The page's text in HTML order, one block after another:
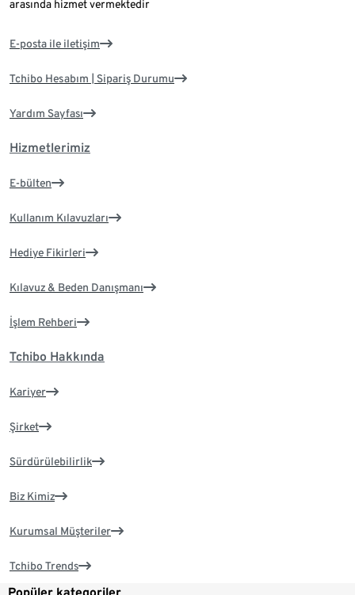
arasında hizmet vermektedir
E-posta ile iletişim
Tchibo Hesabım | Sipariş Durumu
Yardım Sayfası
Hizmetlerimiz
E-bülten
Kullanım Kılavuzları
Hediye Fikirleri
Kılavuz & Beden Danışmanı
İşlem Rehberi
Tchibo Hakkında
Kariyer
Şirket
Sürdürülebilirlik
Biz Kimiz
Kurumsal Müşteriler
Tchibo Trends